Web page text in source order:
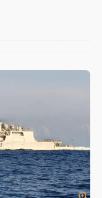
油價格維持不變
雨 今晚、明天影
移置車輛最高罰